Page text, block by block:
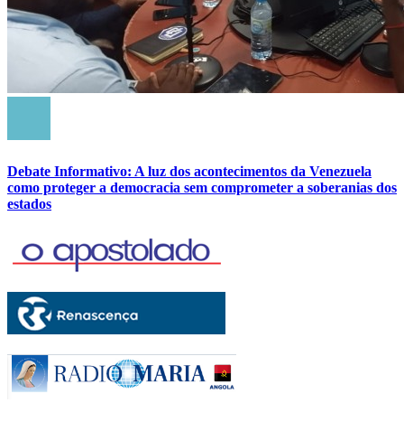
Debate Informativo: A luz dos acontecimentos da Venezuela
como proteger a democracia sem comprometer a soberanias dos
estados